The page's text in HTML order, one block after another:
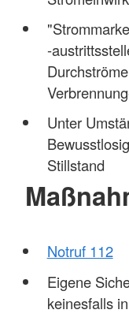
-
Unter
Stillstand
Notruf 112
Eigene
keinesfalls